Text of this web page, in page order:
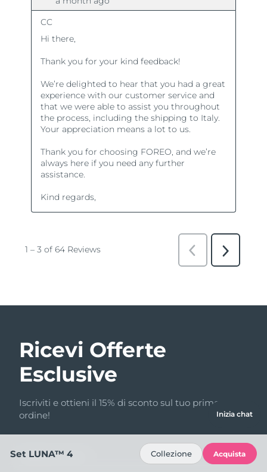
Ricevi Offerte
Esclusive
Iscriviti e ottieni il 15% di sconto sul tuo primo
ordine!
Indirizzo email
Inizia chat
Set LUNA™ 4 Collezione Acquista